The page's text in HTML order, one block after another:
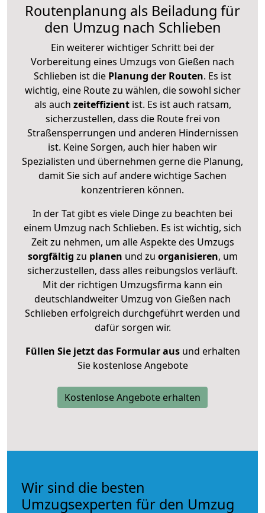
Routenplanung als Beiladung für
den Umzug nach Schlieben
Ein weiterer wichtiger Schritt bei der
Vorbereitung eines Umzugs von Gießen nach
Schlieben ist die Planung der Routen. Es ist
wichtig, eine Route zu wählen, die sowohl sicher
als auch zeiteffizientist. Es ist auch ratsam,
sicherzustellen, dass die Route frei von
Straßensperrungen und anderen Hindernissen
ist. Keine Sorgen, auch hier haben wir
Spezialisten und übernehmen gerne die Planung,
damit Sie sich auf andere wichtige Sachen
konzentrieren können.
In der Tat gibt es viele Dinge zu beachten bei
einem Umzug nach Schlieben. Es ist wichtig, sich
Zeit zu nehmen, um alle Aspekte des Umzugs
sorgfältig zu planen und zu organisieren, um
sicherzustellen, dass alles reibungslos verläuft.
Mit der richtigen Umzugsfirma kann ein
deutschlandweiter Umzug von Gießen nach
Schlieben erfolgreich durchgeführt werden und
dafür sorgen wir.
Füllen Sie jetzt das Formular ausund erhalten
Sie kostenlose Angebote
Kostenlose Angebote erhalten
Wir sind die besten
Umzugsexperten für den Umzug